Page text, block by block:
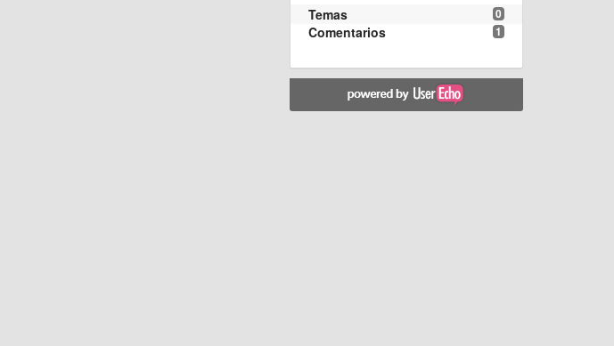
0
Temas
1
Comentarios